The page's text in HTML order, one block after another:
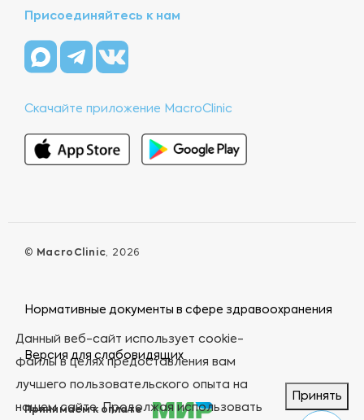
Присоединяйтесь к нам
Скачайте приложение MacroClinic
© MacroClinic, 2026
Нормативные документы в сфере здравоохранения
Версия для слабовидящих
Принимаем к оплате
Данный веб-сайт использует cookie-
файлы в целях предоставления вам
лучшего пользовательского опыта на
нашем сайте. Продолжая использовать
Принять